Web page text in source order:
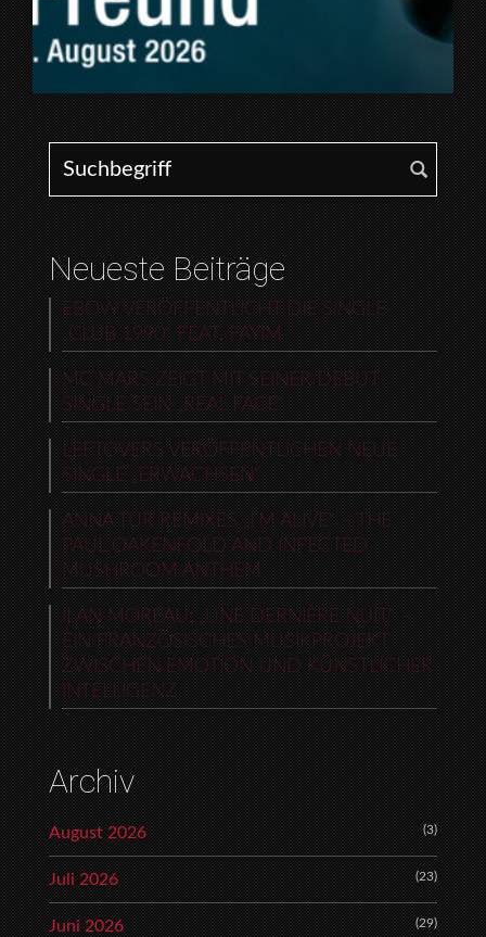
Search for:
Neueste Beiträge
EBOW VERÖFFENTLICHT DIE SINGLE
„CLUB 1990“ FEAT. FAYIM
MC MARS ZEIGT MIT SEINER DEBUT-
SINGLE SEIN „REAL FACE“
LEFTOVERS VERÖFFENTLICHEN NEUE
SINGLE „ERWACHSEN“
ANNA TUR REMIXES „I’M ALIVE“ – THE
PAUL OAKENFOLD AND INFECTED
MUSHROOM ANTHEM
ILAN MOREAU: „UNE DERNIÈRE NUIT“ –
EIN FRANZÖSISCHES MUSIKPROJEKT
ZWISCHEN EMOTION UND KÜNSTLICHER
INTELLIGENZ
Archiv
August 2026 (3)
Juli 2026 (23)
Juni 2026 (29)